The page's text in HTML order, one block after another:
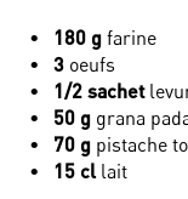
180 g farine
3 oeufs
1/2 sachet
50 g grana
70 g pistache
15 cl lait